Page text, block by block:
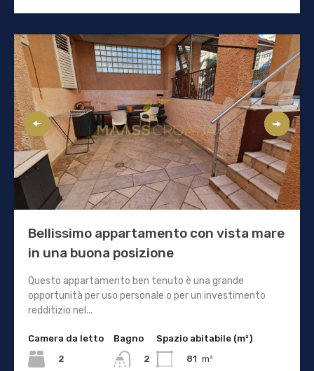
Bellissimo appartamento con vista mare
in una buona posizione
Questo appartamento ben tenuto è una grande
opportunità per uso personale o per un investimento
redditizio nel...
Camera da letto
2
Bagno
2
Spazio abitabile (m²)
81 m²